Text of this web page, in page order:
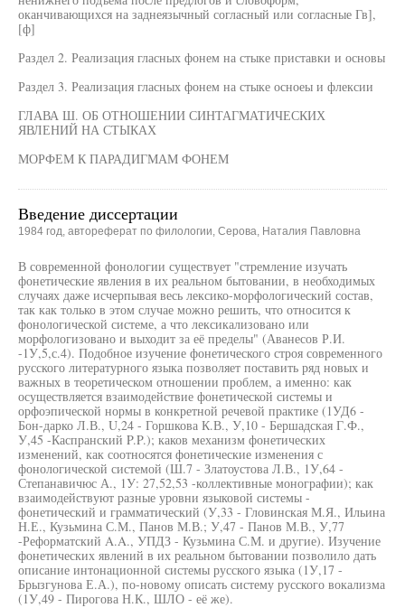
оканчивающихся на заднеязычный согласный или согласные Гв],
[ф]
Раздел 2. Реализация гласных фонем на стыке приставки и основы
Раздел 3. Реализация гласных фонем на стыке осноеы и флексии
ГЛАВА Ш. ОБ ОТНОШЕНИИ СИНТАГМАТИЧЕСКИХ
ЯВЛЕНИЙ НА СТЫКАХ
МОРФЕМ К ПАРАДИГМАМ ФОНЕМ
Введение диссертации
1984 год, автореферат по филологии, Серова, Наталия Павловна
В современной фонологии существует "стремление изучать
фонетические явления в их реальном бытовании, в необходимых
случаях даже исчерпывая весь лексико-морфологический состав,
так как только в этом случае можно решить, что относится к
фонологической системе, а что лексикализовано или
морфологизовано и выходит за её пределы" (Аванесов Р.И.
-1У,5,с.4). Подобное изучение фонетического строя современного
русского литературного языка позволяет поставить ряд новых и
важных в теоретическом отношении проблем, а именно: как
осуществляется взаимодействие фонетической системы и
орфоэпической нормы в конкретной речевой практике (1УД6 -
Бон-дарко Л.В., U,24 - Горшкова К.В., У,10 - Бершадская Г.Ф.,
У,45 -Каспранский P.P.); каков механизм фонетических
изменений, как соотносятся фонетические изменения с
фонологической системой (Ш.7 - Златоустова Л.В., 1У,64 -
Степанавичюс А., 1У: 27,52,53 -коллективные монографии); как
взаимодействуют разные уровни языковой системы -
фонетический и грамматический (У,33 - Гловинская М.Я., Ильина
Н.Е., Кузьмина С.М., Панов М.В.; У,47 - Панов М.В., У,77
-Реформатский A.A., УПДЗ - Кузьмина С.М. и другие). Изучение
фонетических явлений в их реальном бытовании позволило дать
описание интонационной системы русского языка (1У,17 -
Брызгунова Е.А.), по-новому описать систему русского вокализма
(1У,49 - Пирогова Н.К., ШЛО - её же).